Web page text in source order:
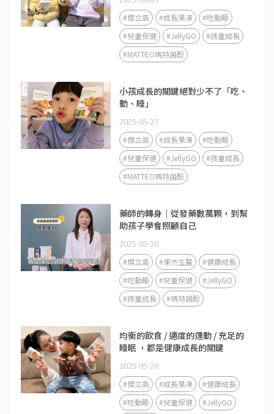
#傑立高 #成長果凍
#吃動睡
#兒童保健
#JellyGO
#孩童成長
#MATTEO瑪特菌酚
小孩成長的關鍵絕對少不了「吃、
動、睡」
2025-05-27
#傑立高 #成長果凍
#吃動睡
#兒童保健
#JellyGO
#孩童成長
#MATTEO瑪特菌酚
藥師的轉身｜從發藥數萬顆，到幫
助孩子學會照顧自己
2025-05-20
#傑立高 #東杰生醫
#健康成長
#吃動睡
#兒童保健
#JellyGO
#孩童成長
#瑪特菌酚
均衡的飲食 / 適度的運動 / 充足的
睡眠 ，都是健康成長的關鍵
2025-05-20
#傑立高 #成長果凍
#健康成長
#吃動睡
#兒童保健
#JellyGO